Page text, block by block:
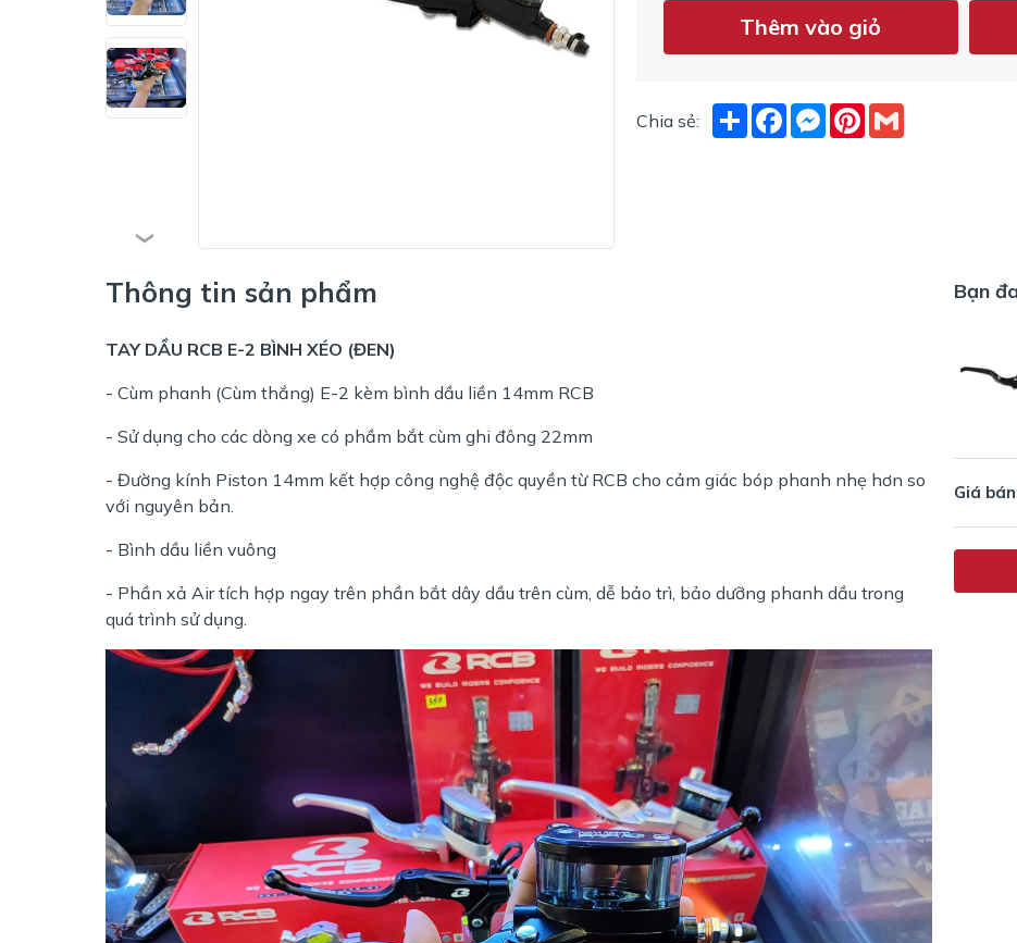
Thêm vào giỏ
Chia sẻ: ShareFacebookMessenger
Pinterest
Gmail
Thông tin sản phẩm
TAY DẦU RCB E-2 BÌNH XÉO (ĐEN)
- Cùm phanh (Cùm thắng) E-2 kèm bình dầu liền 14mm RCB
- Sử dụng cho các dòng xe có phầm bắt cùm ghi đông 22mm
- Đường kính Piston 14mm kết hợp công nghệ độc quyền từ RCB cho cảm giác bóp phanh nhẹ hơn so
với nguyên bản.
- Bình dầu liền vuông
- Phần xả Air tích hợp ngay trên phần bắt dây dầu trên cùm, dễ bảo trì, bảo dưỡng phanh dầu trong
quá trình sử dụng.
Bạn
Giá